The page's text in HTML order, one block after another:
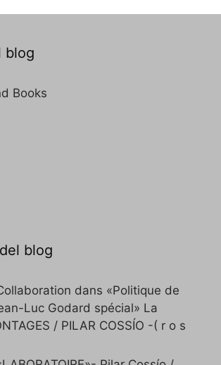
blog
Books
blog
dans «Politique de
Luc Godard spécial» La
/ PILAR COSSÍO -( r o s